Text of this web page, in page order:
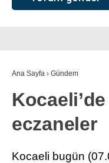
Ana Sayfa › Gündem
eczaneler
Kocaeli bugün